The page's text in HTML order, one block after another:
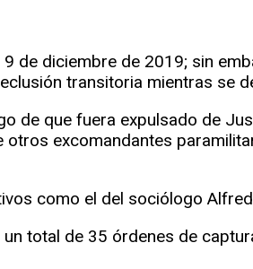
de diciembre de 2019; sin
transitoria mientras se
de que fuera expulsado de
excomandantes
como el del sociólogo
total de 35 órdenes de